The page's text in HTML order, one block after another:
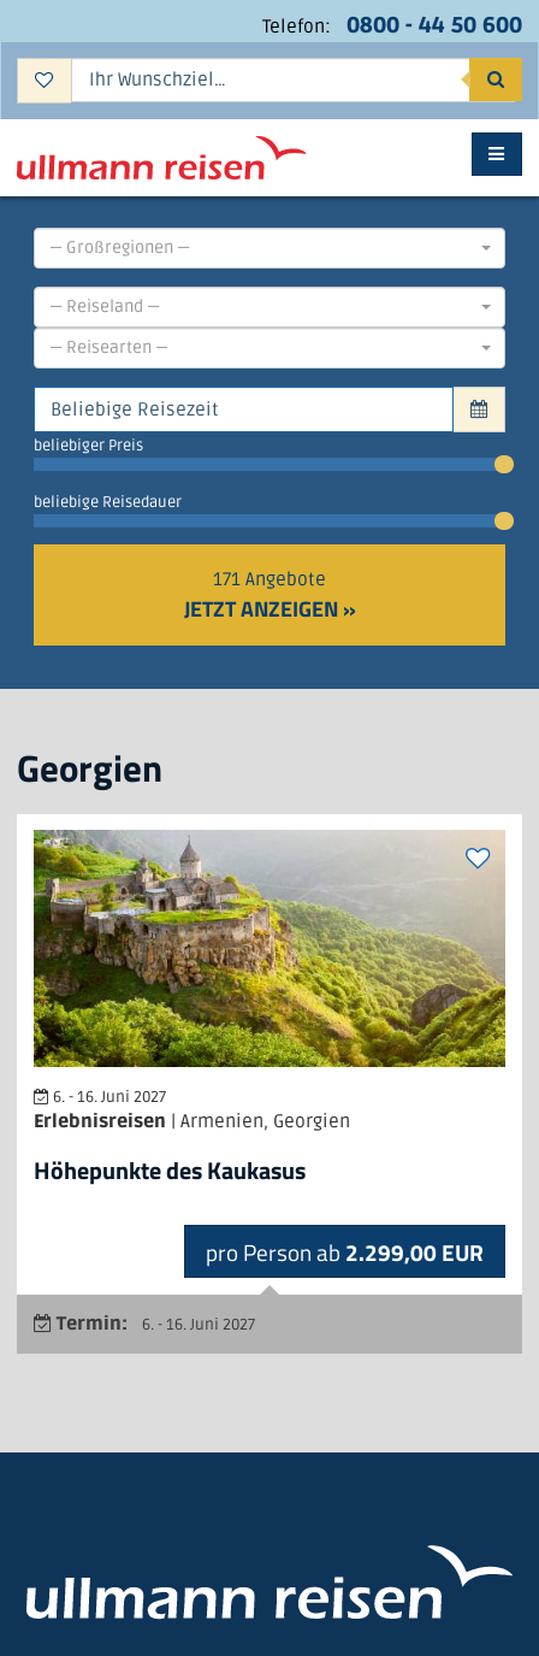
Telefon: 0800 - 44 50 600
— Großregionen —
— Reiseland —
— Reisearten —
beliebiger Preis
beliebige Reisedauer
171 Angebote
JETZT ANZEIGEN »
Georgien
6. - 16. Juni 2027
Erlebnisreisen | Armenien, Georgien
Höhepunkte des Kaukasus
pro Person ab 2.299,00 EUR
Termin: 6. - 16. Juni 2027